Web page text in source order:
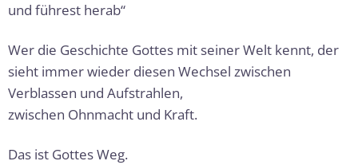
und führest herab“
Wer die Geschichte Gottes mit seiner Welt kennt, der
sieht immer wieder diesen Wechsel zwischen
Verblassen und Aufstrahlen,
zwischen Ohnmacht und Kraft.
Das ist Gottes Weg.